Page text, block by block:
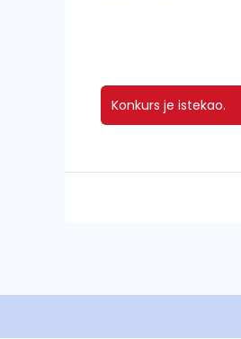
Konkurs je istekao.